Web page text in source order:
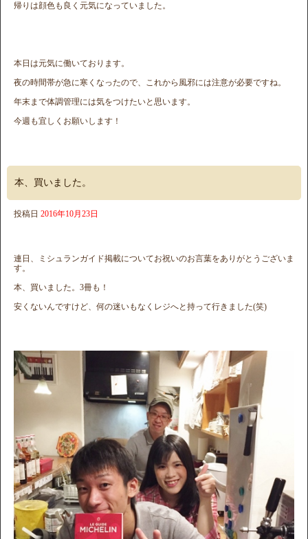
帰りは顔色も良く元気になっていました。
本日は元気に働いております。
夜の時間帯が急に寒くなったので、これから風邪には注意が必要ですね。
年末まで体調管理には気をつけたいと思います。
今週も宜しくお願いします！
本、買いました。
投稿日 2016年10月23日
連日、ミシュランガイド掲載についてお祝いのお言葉をありがとうございま
す。
本、買いました。3冊も！
安くないんですけど、何の迷いもなくレジへと持って行きました(笑)